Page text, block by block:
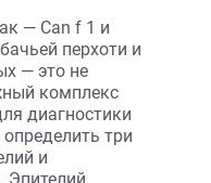
— Can f 1 и
перхоти и
— это не
комплекс
диагностики
три
и